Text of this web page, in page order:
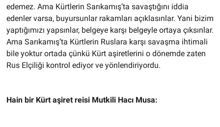
edemez. Ama Kürtlerin Sarıkamış’ta savaştığını iddia
edenler varsa, buyursunlar rakamları açıklasınlar. Yani bizim
yaptığımızı yapsınlar, belgeye karşı belgeyle ortaya çıksınlar.
Ama Sarıkamış’ta Kürtlerin Ruslara karşı savaşma ihtimali
bile yoktur ortada çünkü Kürt aşiretlerini o dönemde zaten
Rus Elçiliği kontrol ediyor ve yönlendiriyordu.
Hain bir Kürt aşiret reisi Mutkili Hacı Musa: